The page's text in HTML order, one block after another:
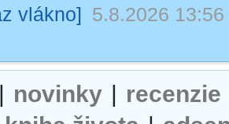
vlákno] 5.8.2026 13:56
| novinky | recenzie